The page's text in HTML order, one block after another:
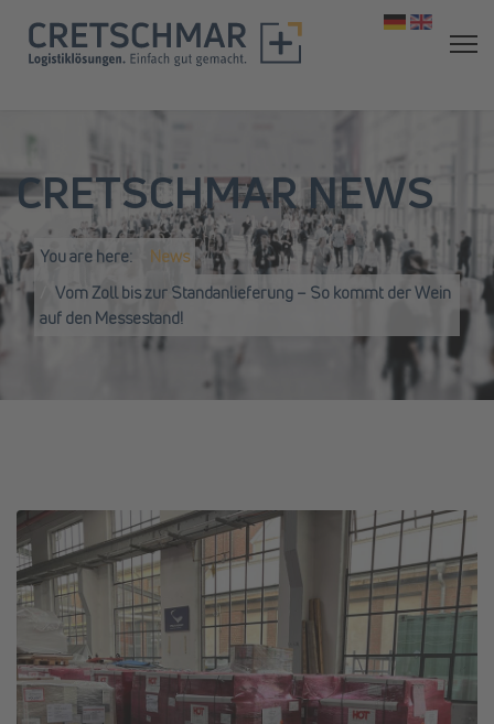
CRETSCHMAR NEWS
You are here:
News
Vom Zoll bis zur Standanlieferung – So kommt der Wein
auf den Messestand!
Select your